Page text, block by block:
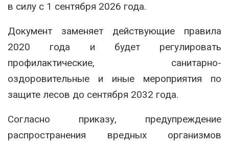
в силу с 1 сентября 2026 года.
Документ заменяет действующие правила
2020 года и будет регулировать
профилактические, санитарно-
оздоровительные и иные мероприятия по
защите лесов до сентября 2032 года.
Согласно приказу, предупреждение
распространения вредных организмов